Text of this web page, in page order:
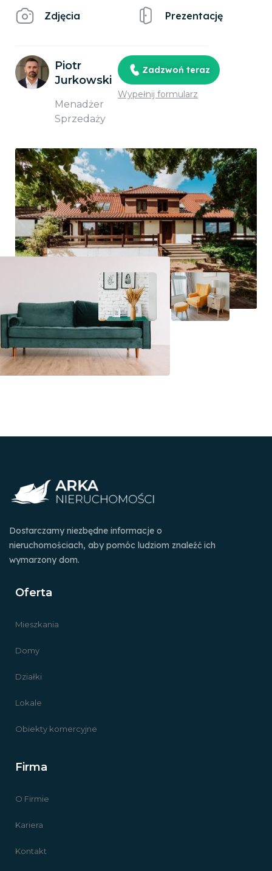
Zdjęcia Prezentację
Piotr
Jurkowski
Menadżer
Sprzedaży
Zadzwoń teraz
Wypełnij formularz
Dostarczamy niezbędne informacje o
nieruchomościach, aby pomóc ludziom znaleźć ich
wymarzony dom.
Oferta
Mieszkania
Domy
Działki
Lokale
Obiekty komercyjne
Firma
O Firmie
Kariera
Kontakt